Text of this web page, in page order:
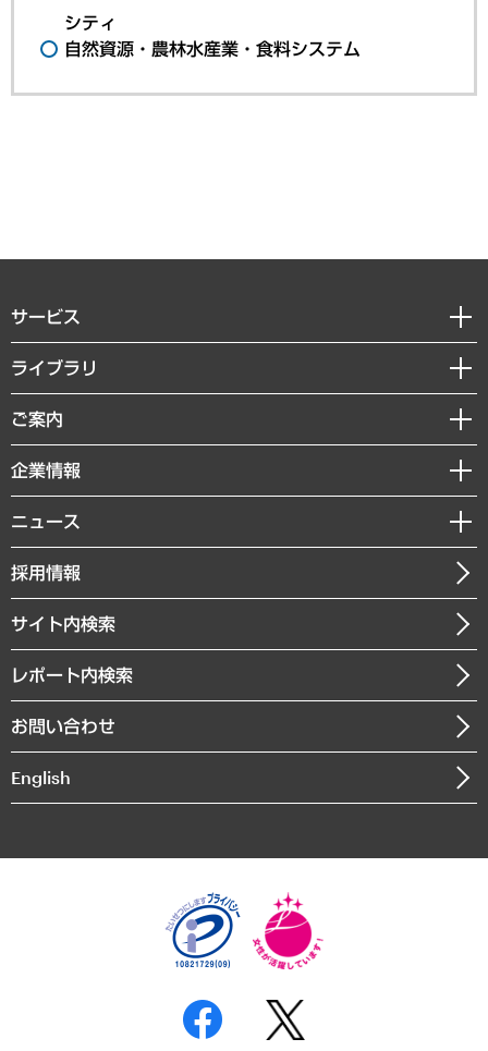
シティ
自然資源・農林水産業・食料システム
サービス
経営戦略
組織・人事戦略
デジタルイノベーション
共生・ダイバーシティ
GRC（ガバナンス・リスク・コンプライアンス）・防災（政策）
経済・産業・雇用・労働
まちづくり・観光・交通・スポーツ・スマートシティ
自然資源・農林水産業・食料システム
ライブラリ
経済調査
レポート
コラム
経営用語集
受託・受注実績（官公庁関連）
メディア掲載・出演
ご案内
セミナー・イベント情報
MUFGビジネスセミナー
受託案件情報
企業情報
私たちの想い
社長メッセージ
会社概要
沿革
組織図・本部部室紹介
インドネシア現地法人
個人情報保護方針
反社会的勢力に対する基本方針
ニュース
ニュースリリース
お知らせ
採用情報
サイト内検索
レポート内検索
お問い合わせ
English